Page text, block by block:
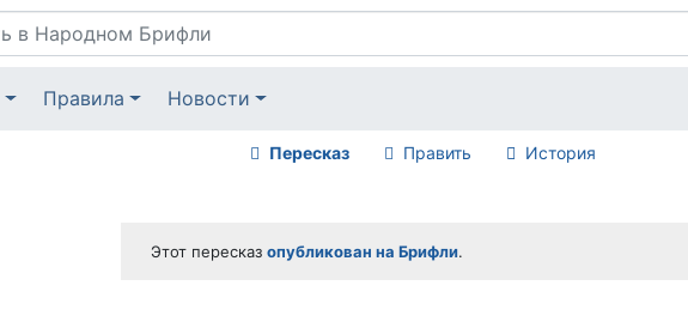
Правила Новости
Пересказ Править История
Этот пересказ опубликован на Брифли.